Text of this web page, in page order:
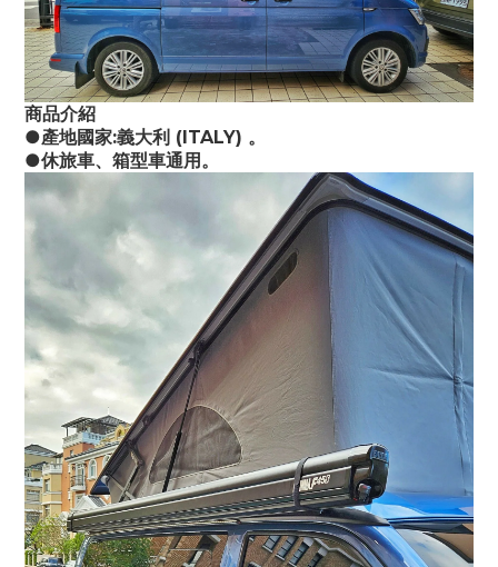
商品介紹
●產地國家:義大利 (ITALY) 。
●休旅車、箱型車通用。